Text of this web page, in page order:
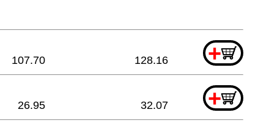
+
107.70 128.16
+
26.95 32.07